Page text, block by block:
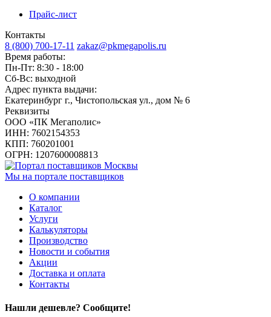
Прайс-лист
Контакты
8 (800) 700-17-11 zakaz@pkmegapolis.ru
Время работы:
Пн-Пт: 8:30 - 18:00
Сб-Вс: выходной
Адрес пункта выдачи:
Екатеринбург г., Чистопольская ул., дом № 6
Реквизиты
ООО «ПК Мегаполис»
ИНН: 7602154353
КПП: 760201001
ОГРН: 1207600008813
Мы на портале поставщиков
О компании
Каталог
Услуги
Калькуляторы
Производство
Новости и события
Акции
Доставка и оплата
Контакты
Нашли дешевле? Сообщите!